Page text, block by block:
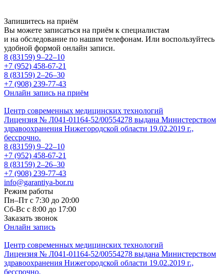
Запишитесь на приём
Вы можете записаться на приём к специалистам
и на обследование по нашим телефонам. Или воспользуйтесь
удобной формой онлайн записи.
8 (83159) 9–22–10
+7 (952) 458-67-21
8 (83159) 2–26–30
+7 (908) 239-77-43
Онлайн запись на приём
Центр современных медицинских технологий
Лицензия № Л041-01164-52/00554278 выдана Министерством
здравоохранения Нижегородской области 19.02.2019 г.,
бессрочно.
8 (83159) 9–22–10
+7 (952) 458-67-21
8 (83159) 2–26–30
+7 (908) 239-77-43
info@garantiya-bor.ru
Режим работы
Пн–Пт с 7:30 до 20:00
Cб-Вс с 8:00 до 17:00
Заказать звонок
Онлайн запись
Центр современных медицинских технологий
Лицензия № Л041-01164-52/00554278 выдана Министерством
здравоохранения Нижегородской области 19.02.2019 г.,
бессрочно.